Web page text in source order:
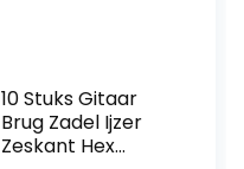
10 Stuks Gitaar
Brug Zadel Ijzer
Zeskant Hex